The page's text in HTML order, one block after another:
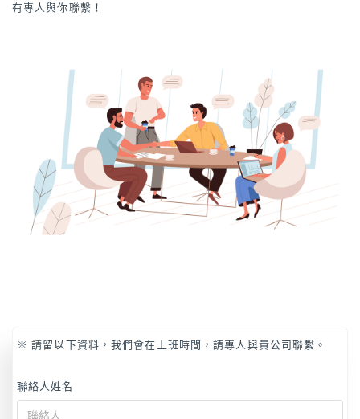
有專人與你聯繫！
※ 請留以下資料，我們會在上班時間，請專人與貴公司聯繫。
聯絡人姓名